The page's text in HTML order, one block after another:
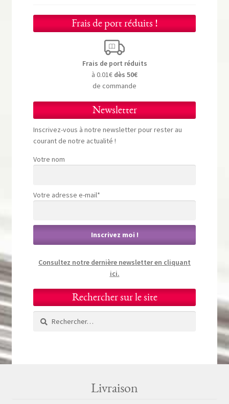
Frais de port réduits !
Frais de port réduits
à 0.01€ dès 50€
de commande
Newsletter
Inscrivez-vous à notre newsletter pour rester au
courant de notre actualité !
Votre nom
Votre adresse e-mail*
Consultez notre dernière newsletter en cliquant
ici.
Rechercher sur le site
Rechercher :
Livraison